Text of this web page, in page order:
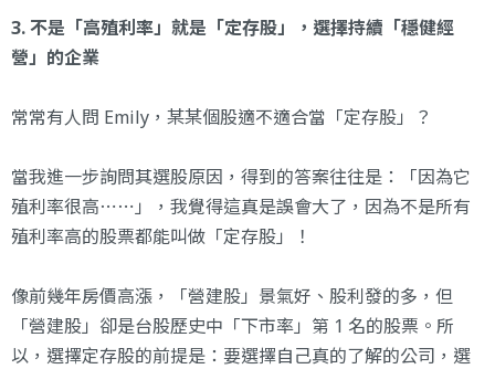
3. 不是「高殖利率」就是「定存股」，選擇持續「穩健經
營」的企業
常常有人問 Emily，某某個股適不適合當「定存股」？
當我進一步詢問其選股原因，得到的答案往往是：「因為它
殖利率很高⋯⋯」，我覺得這真是誤會大了，因為不是所有
殖利率高的股票都能叫做「定存股」！
像前幾年房價高漲，「營建股」景氣好、股利發的多，但
「營建股」卻是台股歷史中「下市率」第 1 名的股票。所
以，選擇定存股的前提是：要選擇自己真的了解的公司，選